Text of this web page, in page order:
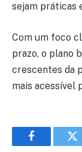
sejam práticas
Com um foco
prazo, o plano
crescentes da
mais acessível
Facebook